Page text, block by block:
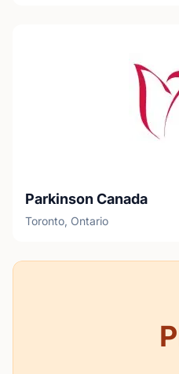
Parkinson Canada
Toronto, Ontario